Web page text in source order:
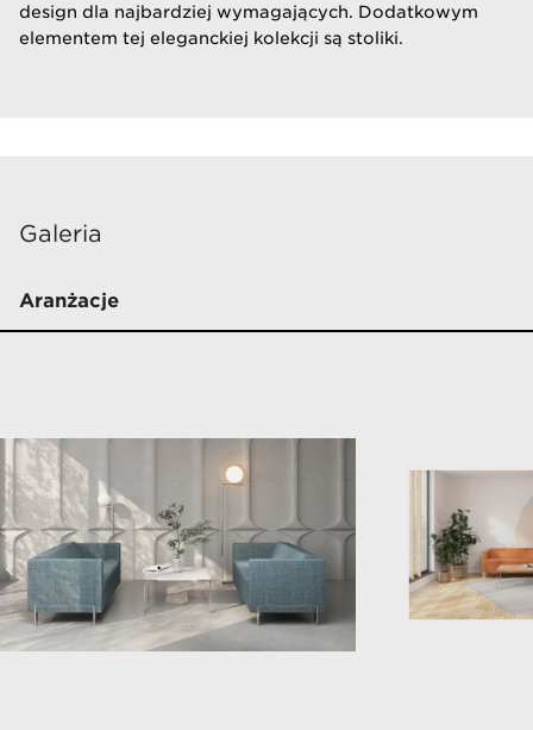
design dla najbardziej wymagających. Dodatkowym
elementem tej eleganckiej kolekcji są stoliki.
Galeria
Aranżacje